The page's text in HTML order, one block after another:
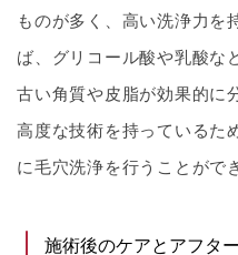
ものが多く、高い洗浄力を
ば、グリコール酸や乳酸な
古い角質や皮脂が効果的に
高度な技術を持っているた
に毛穴洗浄を行うことがで
施術後のケアとアフタ